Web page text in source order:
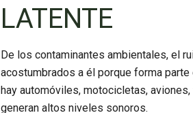
LATENTE
De los contaminantes ambientales, el
acostumbrados a él porque forma
hay automóviles, motocicletas,
generan altos niveles sonoros.